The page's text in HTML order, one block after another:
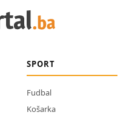
SPORT
Fudbal
Košarka